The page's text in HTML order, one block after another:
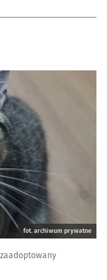
fot. archiwum prywatne